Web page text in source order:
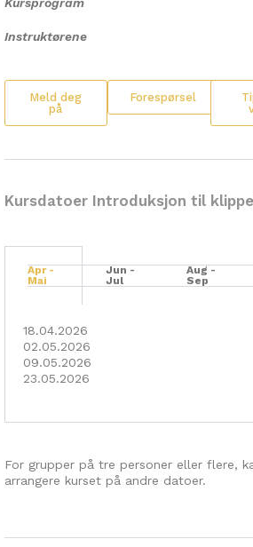
Instruktørene
Meld deg
på
Forespørsel
Kursdatoer Introduksjon til
Apr -
Mai
Jun -
Jul
Aug -
Sep
18.04.2026
02.05.2026
09.05.2026
23.05.2026
For grupper på tre personer eller flere,
arrangere kurset på andre datoer.